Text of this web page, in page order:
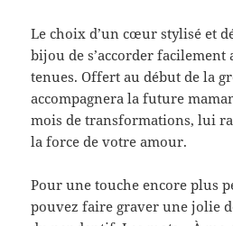
Le choix d’un cœur stylisé et
bijou de s’accorder facilement
tenues. Offert au début de la
accompagnera la future
mois de transformations, lui
la force de votre amour.
Pour une touche encore plus
pouvez faire graver une jolie